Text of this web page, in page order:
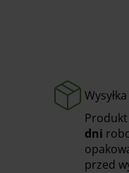
Wysyłka
Produkt
dni
przed